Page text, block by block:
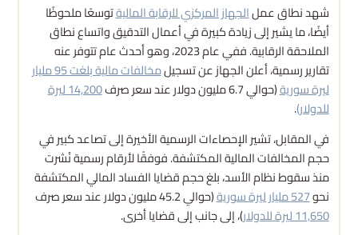
شهد نطاق عملالجهاز المركزي للرقابة الماليةتوسعًا ملحوظًا
أيضًا، ما يشير إلى زيادة كبيرة في أعمال التدقيق واتساع نطاق
الملاحقة الرقابية. ففي عام 2023، وهو أحدث عام تتوفر عنه
تقارير رسمية، أعلن الجهاز عن تسجيل
مخالفات مالية بلغت 95 مليار
ليرة سورية(حوالي 6.7 مليون دولار عند سعر صرف
14,200 ليرة
للدولار).
في المقابل، تشير الإحصاءات الرسمية الأخيرة إلى تصاعد كبير في
حجم المخالفات المالية المكتشفة. فوفقًا لأرقام رسمية نُشرت
منذ سقوط نظام الأسد، بلغ حجم قضايا الفساد المالي المكتشفة
نحو527 مليار ليرة سورية
(حوالي 45.2 مليون دولار عند سعر صرف
11,650 ليرة للدولار
)، إلى جانب إلى قضايا أخرى.